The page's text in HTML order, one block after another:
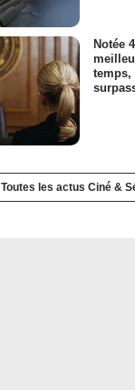
Notée
temps,
Toutes les actus Ciné &